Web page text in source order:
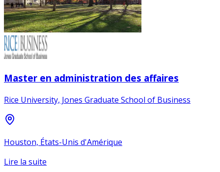
Master en administration des affaires
Rice University, Jones Graduate School of Business
Houston, États-Unis d'Amérique
Lire la suite